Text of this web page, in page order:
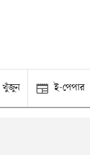
খুঁজুন ই-পেপার